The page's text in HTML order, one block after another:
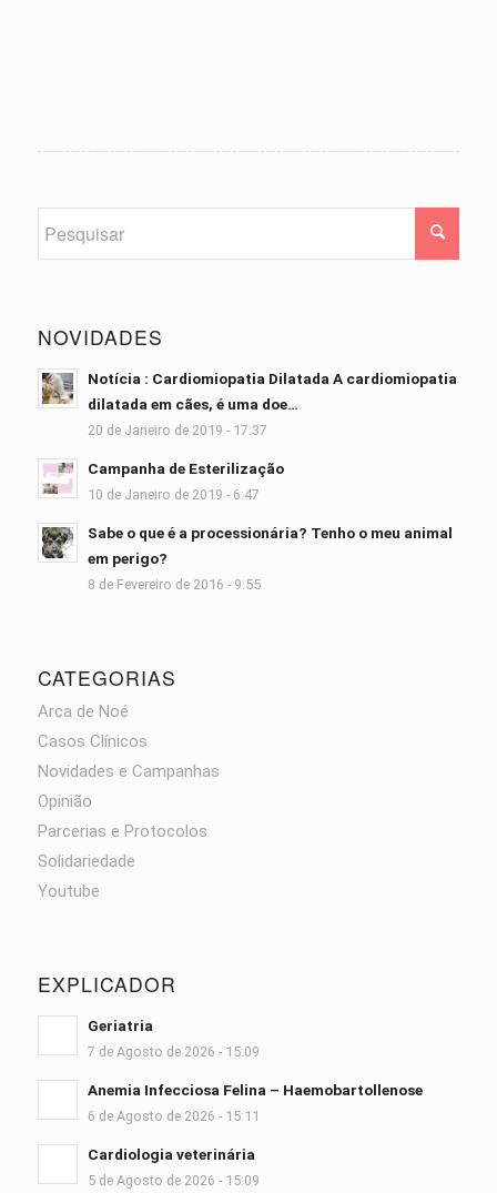
NOVIDADES
Notícia : Cardiomiopatia Dilatada A cardiomiopatia
dilatada em cães, é uma doe…
20 de Janeiro de 2019 - 17:37
Campanha de Esterilização
10 de Janeiro de 2019 - 6:47
Sabe o que é a processionária? Tenho o meu animal
em perigo?
8 de Fevereiro de 2016 - 9:55
CATEGORIAS
Arca de Noé
Casos Clínicos
Novidades e Campanhas
Opinião
Parcerias e Protocolos
Solidariedade
Youtube
EXPLICADOR
Geriatria
7 de Agosto de 2026 - 15:09
Anemia Infecciosa Felina – Haemobartollenose
6 de Agosto de 2026 - 15:11
Cardiologia veterinária
5 de Agosto de 2026 - 15:09